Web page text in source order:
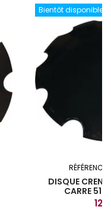
Bientôt disponible
RÉFÉRENCE:
DISQUE
CARRE 51
Prix